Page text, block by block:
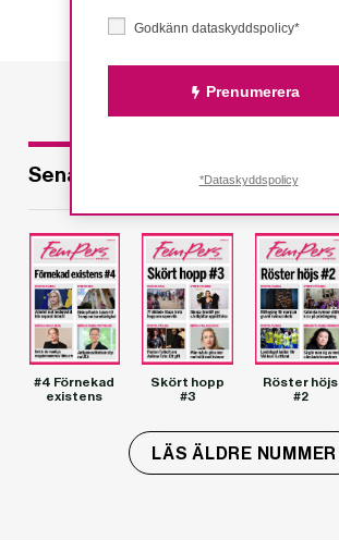
Senaste utgåvorna
#4 Förnekad
existens
Skört hopp
#3
Röster höjs
#2
LÄS ÄLDRE NUMMER
Godkänn dataskyddspolicy*
Prenumerera
*Dataskyddspolicy